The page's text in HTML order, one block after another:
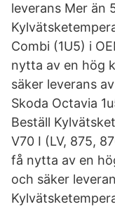
leverans Mer än
Combi (1U5) i
nytta av en hög
säker leverans
Skoda Octavia
Beställ
V70 I (LV, 875,
få nytta av en
och säker